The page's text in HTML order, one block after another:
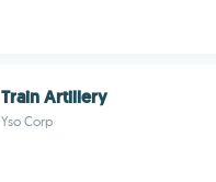
Train Artillery
Yso Corp